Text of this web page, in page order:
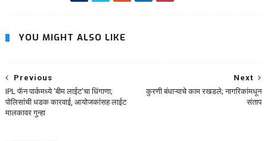
YOU MIGHT ALSO LIKE
Next
कुरणी बंधाऱ्याचे काम रखडले; नागरिकांमधून
संताप
Previous
IPL फॅन पार्कमध्ये ‘बीम लाईट’चा धिंगाणा;
पोलिसांची धडक कारवाई, आयोजकांसह लाईट
मालकावर गुन्हा